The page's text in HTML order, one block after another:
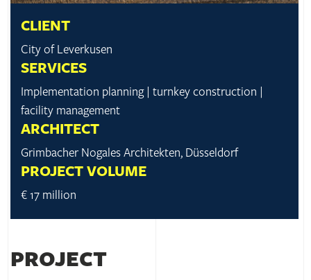
CLIENT
City of Leverkusen
SERVICES
Implementation planning | turnkey construction |
facility management
ARCHITECT
Grimbacher Nogales Architekten, Düsseldorf
PROJECT VOLUME
€ 17 million
PROJECT